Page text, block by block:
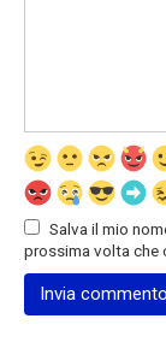
Salva il mio
prossima volta che